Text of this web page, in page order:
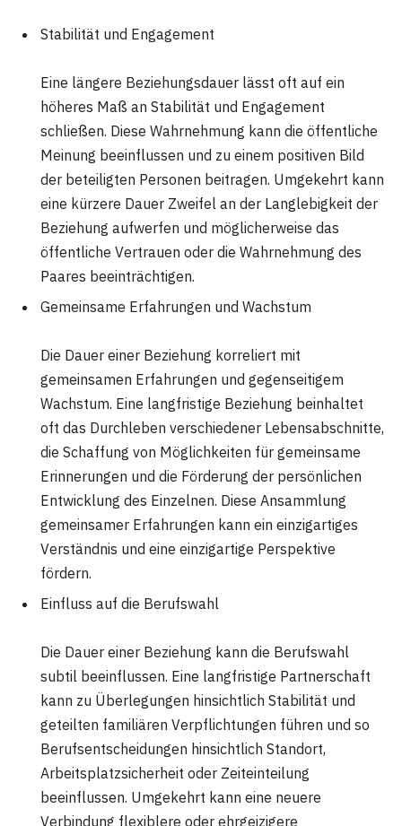
Stabilität und Engagement
Eine längere Beziehungsdauer lässt oft auf ein
höheres Maß an Stabilität und Engagement
schließen. Diese Wahrnehmung kann die öffentliche
Meinung beeinflussen und zu einem positiven Bild
der beteiligten Personen beitragen. Umgekehrt kann
eine kürzere Dauer Zweifel an der Langlebigkeit der
Beziehung aufwerfen und möglicherweise das
öffentliche Vertrauen oder die Wahrnehmung des
Paares beeinträchtigen.
Gemeinsame Erfahrungen und Wachstum
Die Dauer einer Beziehung korreliert mit
gemeinsamen Erfahrungen und gegenseitigem
Wachstum. Eine langfristige Beziehung beinhaltet
oft das Durchleben verschiedener Lebensabschnitte,
die Schaffung von Möglichkeiten für gemeinsame
Erinnerungen und die Förderung der persönlichen
Entwicklung des Einzelnen. Diese Ansammlung
gemeinsamer Erfahrungen kann ein einzigartiges
Verständnis und eine einzigartige Perspektive
fördern.
Einfluss auf die Berufswahl
Die Dauer einer Beziehung kann die Berufswahl
subtil beeinflussen. Eine langfristige Partnerschaft
kann zu Überlegungen hinsichtlich Stabilität und
geteilten familiären Verpflichtungen führen und so
Berufsentscheidungen hinsichtlich Standort,
Arbeitsplatzsicherheit oder Zeiteinteilung
beeinflussen. Umgekehrt kann eine neuere
Verbindung flexiblere oder ehrgeizigere